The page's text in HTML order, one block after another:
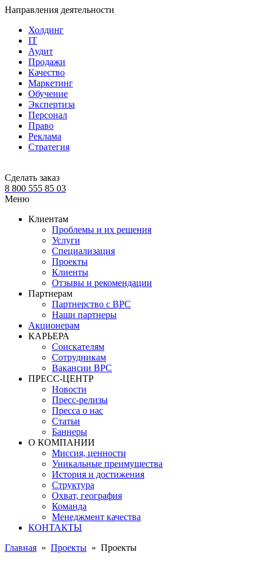
Направления деятельности
Холдинг
IT
Аудит
Продажи
Качество
Маркетинг
Обучение
Экспертиза
Персонал
Право
Реклама
Стратегия
Сделать заказ
8 800 555 85 03
Меню
Клиентам
Проблемы и их решения
Услуги
Специализация
Проекты
Клиенты
Отзывы и рекомендации
Партнерам
Партнерство с BPC
Наши партнеры
Акционерам
КАРЬЕРА
Соискателям
Сотрудникам
Вакансии BPC
ПРЕСС-ЦЕНТР
Новости
Пресс-релизы
Пресса о нас
Статьи
Баннеры
О КОМПАНИИ
Миссия, ценности
Уникальные преимущества
История и достижения
Структура
Охват, география
Команда
Менеджмент качества
КОНТАКТЫ
Главная » Проекты » Проекты